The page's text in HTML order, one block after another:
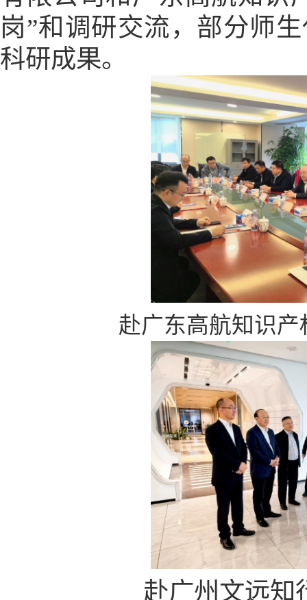
岗”和调研交流，部分师
科研成果。
赴广东高航知识
赴广州文远知